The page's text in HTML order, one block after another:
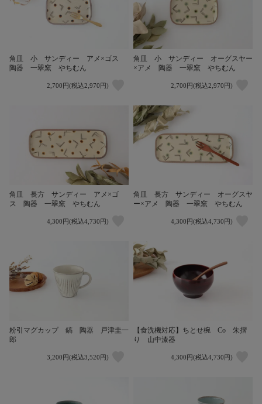
角皿 小 サンディー アメ×ゴス
陶器 一翠窯 やちむん
2,700円(税込2,970円)
角皿 小 サンディー オーグスヤー
×アメ 陶器 一翠窯 やちむん
2,700円(税込2,970円)
角皿 長方 サンディー アメ×ゴ
ス 陶器 一翠窯 やちむん
4,300円(税込4,730円)
角皿 長方 サンディー オーグスヤ
ー×アメ 陶器 一翠窯 やちむん
4,300円(税込4,730円)
粉引マグカップ 鎬 陶器 戸津圭一
郎
3,200円(税込3,520円)
【食洗機対応】ちとせ椀 Co 朱摺
り 山中漆器
4,300円(税込4,730円)